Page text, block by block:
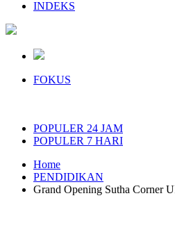
INDEKS
FOKUS
POPULER 24 JAM
POPULER 7 HARI
Home
PENDIDIKAN
Grand Opening Sutha Corner